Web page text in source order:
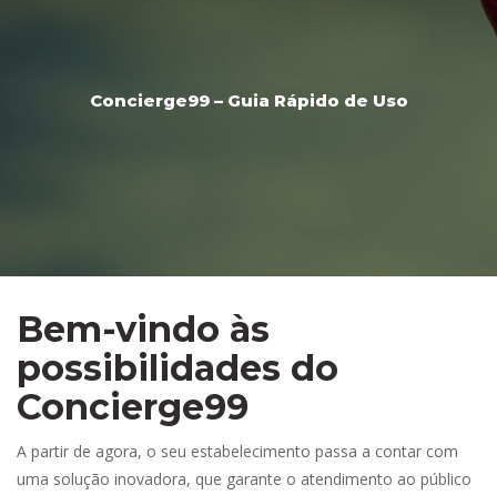
Concierge99 – Guia Rápido de Uso
Bem-vindo às
possibilidades do
Concierge99
A partir de agora, o seu estabelecimento passa a contar com
uma solução inovadora, que garante o atendimento ao público